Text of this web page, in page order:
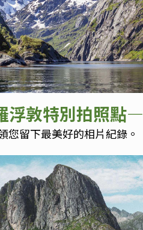
敦特別拍照點—
您留下最美好的相片紀錄。